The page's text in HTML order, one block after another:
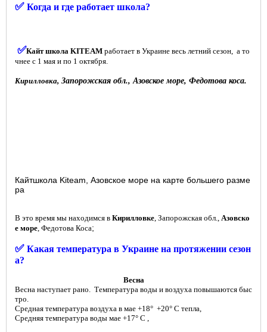
✅ Когда и где работает школа?
✅Кайт школа KITEAM работает в Украине весь летний сезон, а то
чнее с 1 мая и по 1 октября.
Кирилловка, Запорожская обл., Азовское море, Федотова коса.
Кайтшкола Kiteam, Азовское море на карте большего разме
ра
В это время мы находимcя в Кирилловке, Запорожская обл., Азовско
е море, Федотова Коса;
✅ Какая температура в Украине на протяжении сезон
а?
Весна
Весна наступает рано. Температура воды и воздуха повышаются быс
тро.
Средная температура воздуха в мае +18° +20° С тепла,
Средняя температура воды мае +17° С ,